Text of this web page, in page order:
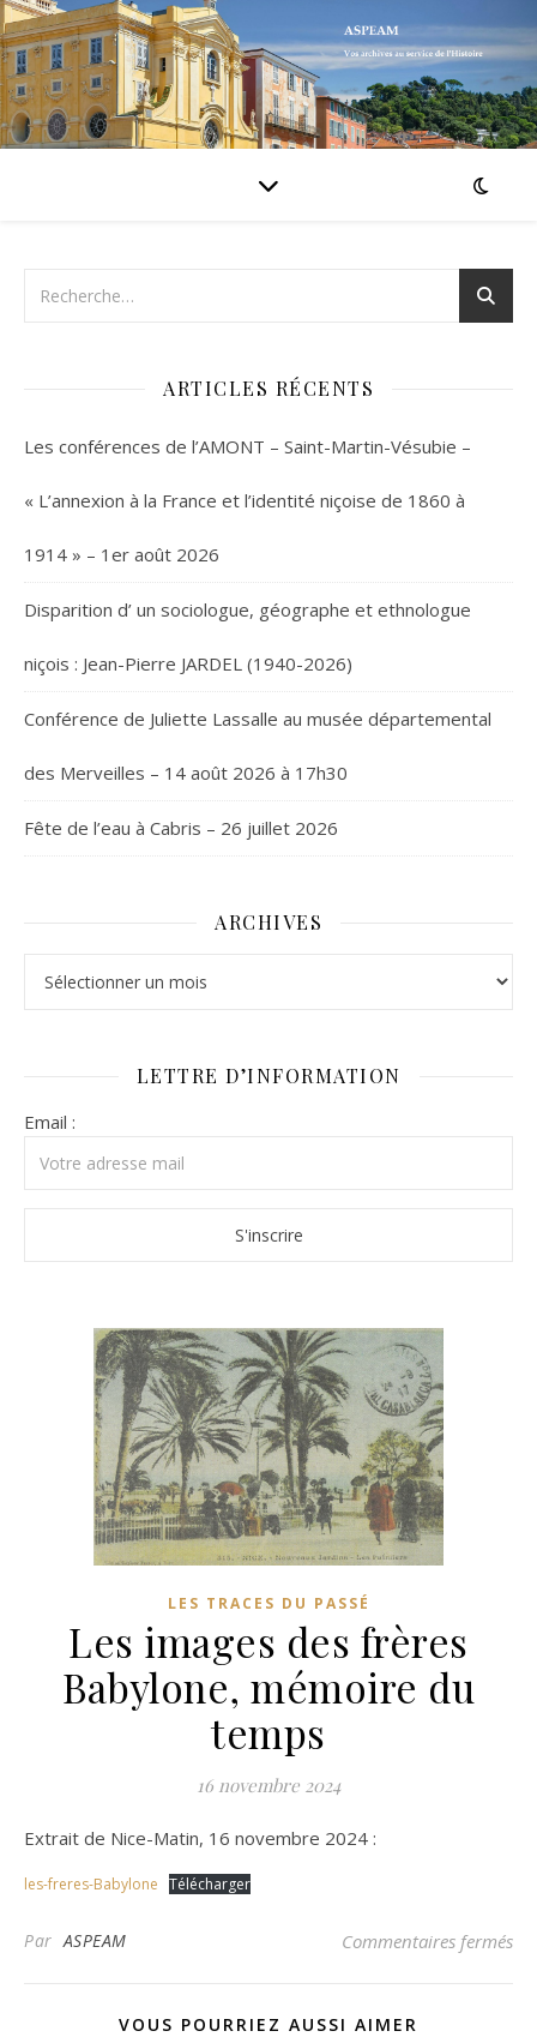
ARTICLES RÉCENTS
Les conférences de l’AMONT – Saint-Martin-Vésubie –
« L’annexion à la France et l’identité niçoise de 1860 à
1914 » – 1er août 2026
Disparition d’ un sociologue, géographe et ethnologue
niçois : Jean-Pierre JARDEL (1940-2026)
Conférence de Juliette Lassalle au musée départemental
des Merveilles – 14 août 2026 à 17h30
Fête de l’eau à Cabris – 26 juillet 2026
ARCHIVES
LETTRE D’INFORMATION
Email :
LES TRACES DU PASSÉ
Les images des frères
Babylone, mémoire du
temps
16 novembre 2024
Extrait de Nice-Matin, 16 novembre 2024 :
les-freres-Babylone Télécharger
ParASPEAM Commentaires fermés
VOUS POURRIEZ AUSSI AIMER